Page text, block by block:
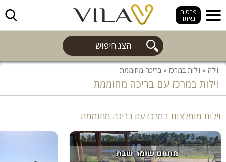
פרסום
באתר
הצג חיפוש
חפש
וילה » וילות במרכז » בריכה מחוממת
וילות במרכז עם בריכה מחוממת
וילות מומלצות במרכז עם בריכה מחוממת